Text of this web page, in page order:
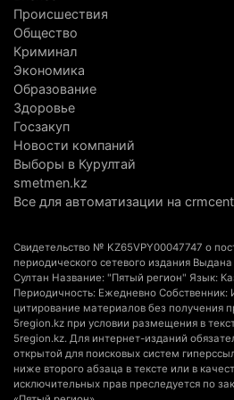
Выборы в Курултай:
в число регионов с самым
количеством избирателей
4 августа 2026 г. 09:09
«От экспорта сырья - к
производствам»: партия
Актобе план диверсификации
Солдат-срочник выпал из
казармы в Конаеве
3 августа 2026 г. 18:08
Спустя 78 лет тигр вновь
природу Алматинской
3 августа 2026 г. 16:16
Происшествия
Общество
Криминал
Экономика
Образование
Здоровье
Госзакуп
Новости компаний
Выборы в Курултай
smetmen.kz
Все для автоматизации на
Свидетельство № KZ65VPY00047747 о
периодического сетевого издания
Султан Название: "Пятый регион" Язык:
Периодичность: Ежедневно Собственник:
цитирование материалов без получения
5region.kz при условии размещения в
5region.kz. Для интернет-изданий
открытой для поисковых систем
ниже второго абзаца в тексте или в
исключительных прав преследуется по